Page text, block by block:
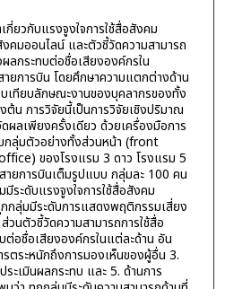
ยวกับแรงจูงใจการใช้สื่อสังคม
คมออนไลน์ และตัวชี้วัดความสามารถ
ลกระทบต่อชื่อเสียงองค์กรใน
ยการบิน โดยศึกษาความแตกต่างด้าน
เทียบลักษณะงานของบุคลากรของทั้ง
น การวิจัยนี้เป็นการวิจัยเชิงปริมาณ
ผลเพียงครั้งเดียว ด้วยเครื่องมือการ
กลุ่มตัวอย่างทั้งส่วนหน้า (front
ของโรงแรม 3 ดาว โรงแรม 5
ายการบินเต็มรูปแบบ กลุ่มละ 100 คน
ระดับแรงจูงใจการใช้สื่อสังคม
กลุ่มมีระดับการแสดงพฤติกรรมเสี่ยง
นตัวชี้วัดความสามารถการใช้สื่อ
อชื่อเสียงองค์กรในแต่ละด้าน อัน
ตระหนักถึงการมองเห็นของผู้อื่น 3.
ะเมินผลกระทบ และ 5. ด้านการ